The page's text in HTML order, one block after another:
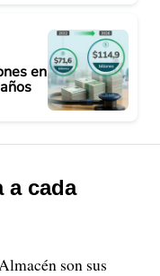
en
a cada
son sus